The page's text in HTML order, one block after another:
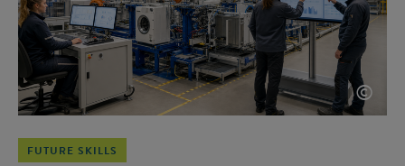
©
FUTURE SKILLS